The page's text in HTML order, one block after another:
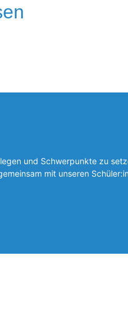
und Schwerpunkte zu
mit unseren